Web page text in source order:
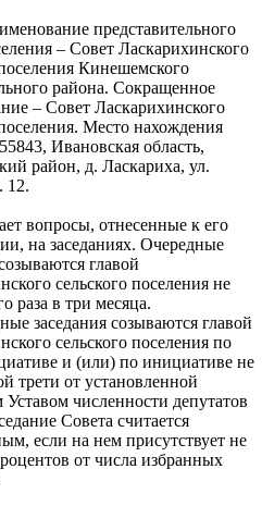
представительного
– Совет Ласкарихинского
Кинешемского
района. Сокращенное
– Совет Ласкарихинского
Место нахождения
Ивановская область,
район, д. Ласкариха, ул.
12.
вопросы, отнесенные к его
на заседаниях. Очередные
главой
сельского поселения не
раза в три месяца.
заседания созываются главой
сельского поселения по
и (или) по инициативе не
трети от установленной
численности депутатов
Совета считается
если на нем присутствует не
от числа избранных